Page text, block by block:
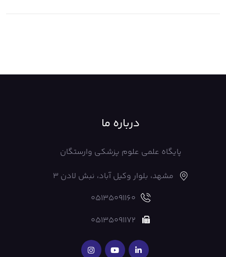
درباره ما
پایگاه علمی علوم پزشکی وارستگان
مشهد، بلوار وکیل آباد، نبش لادن 3
05135091160
05135091172